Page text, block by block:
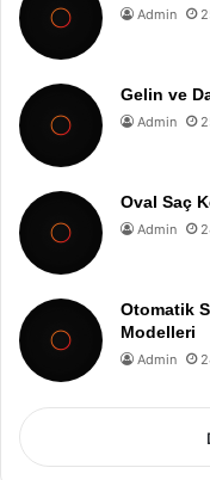
Admin
Gelin ve
Admin
Oval Saç
Admin
Otomatik
Modelleri
Admin